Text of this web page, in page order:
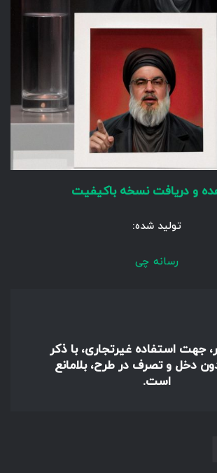
و دریافت نسخه باکیفیت
تولید شده:
رسانه چی
جهت استفاده غیرتجاری، با ذکر
دخل و تصرف در طرح، بلامانع
است.